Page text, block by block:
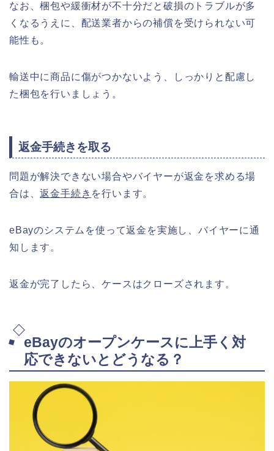
なお、梱包や緩衝材が不十分だと破損のトラブルが多
くなるうえに、配送業者からの補償を受けられない可
能性も。
輸送中に商品に傷がつかないよう、しっかりと配慮し
た梱包を行いましょう。
返金手続きを取る
問題が解決できない場合やバイヤーが返金を求める場
合は、返金手続き を行います。
eBayのシステムを使って返金を実施し、バイヤーに通
知します。
返金が完了したら、ケースはクローズされます。
eBayのオープンケースに上手く対
応できないとどうなる？